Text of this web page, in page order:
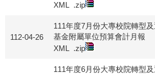
XML .zip
112-04-26
111年度7月份大專校院轉型
基金附屬單位預算會計月報
XML .zip
111年度6月份大專校院轉型